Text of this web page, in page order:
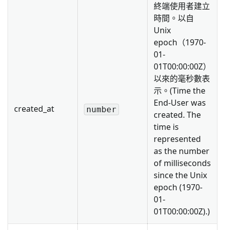
created_at number
終端使用者建立
時間。以自
Unix
epoch（1970-
01-
01T00:00:00Z）
以來的毫秒數表
示。(Time the
End-User was
created. The
time is
represented
as the number
of milliseconds
since the Unix
epoch (1970-
01-
01T00:00:00Z).)